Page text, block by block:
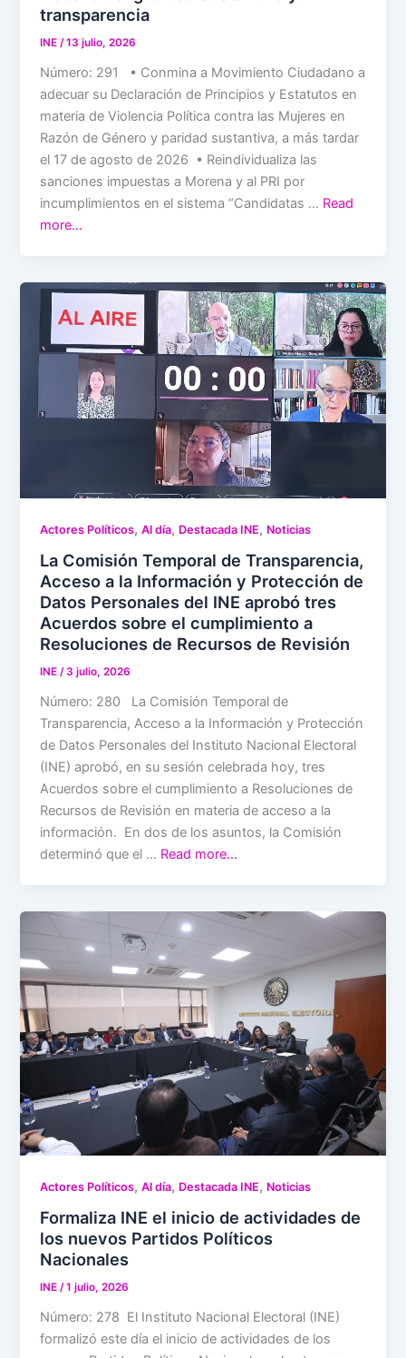
transparencia
INE/13 julio, 2026
Número: 291 • Conmina a Movimiento Ciudadano a
adecuar su Declaración de Principios y Estatutos en
materia de Violencia Política contra las Mujeres en
Razón de Género y paridad sustantiva, a más tardar
el 17 de agosto de 2026 • Reindividualiza las
sanciones impuestas a Morena y al PRI por
incumplimientos en el sistema “Candidatas … Read
more…
Actores Políticos,Al día, Destacada INE, Noticias
La Comisión Temporal de Transparencia,
Acceso a la Información y Protección de
Datos Personales del INE aprobó tres
Acuerdos sobre el cumplimiento a
Resoluciones de Recursos de Revisión
INE/3 julio, 2026
Número: 280 La Comisión Temporal de
Transparencia, Acceso a la Información y Protección
de Datos Personales del Instituto Nacional Electoral
(INE) aprobó, en su sesión celebrada hoy, tres
Acuerdos sobre el cumplimiento a Resoluciones de
Recursos de Revisión en materia de acceso a la
información. En dos de los asuntos, la Comisión
determinó que el … Read more…
Actores Políticos,Al día, Destacada INE, Noticias
Formaliza INE el inicio de actividades de
los nuevos Partidos Políticos
Nacionales
INE/1 julio, 2026
Número: 278 El Instituto Nacional Electoral (INE)
formalizó este día el inicio de actividades de los